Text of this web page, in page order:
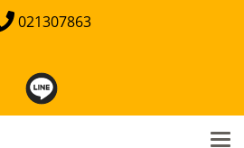
021307863